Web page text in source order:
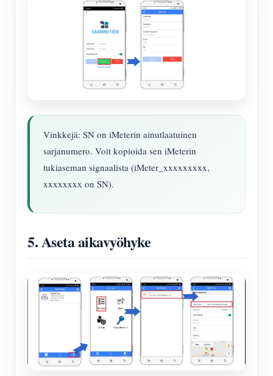
Vinkkejä: SN on iMeterin ainutlaatuinen
sarjanumero. Voit kopioida sen iMeterin
tukiaseman signaalista (iMeter_xxxxxxxxx,
xxxxxxxx on SN).
5. Aseta aikavyöhyke